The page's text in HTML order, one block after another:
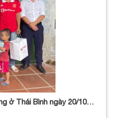
ở Thái Bình ngày 20/10…